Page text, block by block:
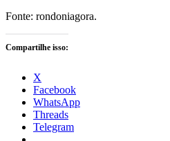
Fonte: rondoniagora.
Compartilhe isso:
X
Facebook
WhatsApp
Threads
Telegram